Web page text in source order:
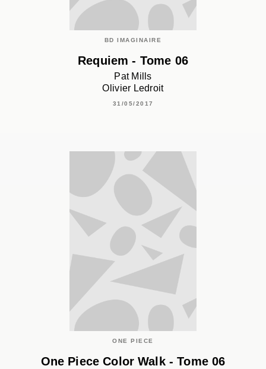
BD IMAGINAIRE
Requiem - Tome 06
Pat Mills
Olivier Ledroit
31/05/2017
ONE PIECE
One Piece Color Walk - Tome 06